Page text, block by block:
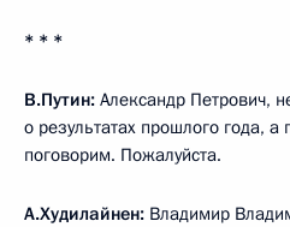
* * *
В.Путин: Александр Петрович,
о результатах прошлого года,
поговорим. Пожалуйста.
А.Худилайнен: Владимир